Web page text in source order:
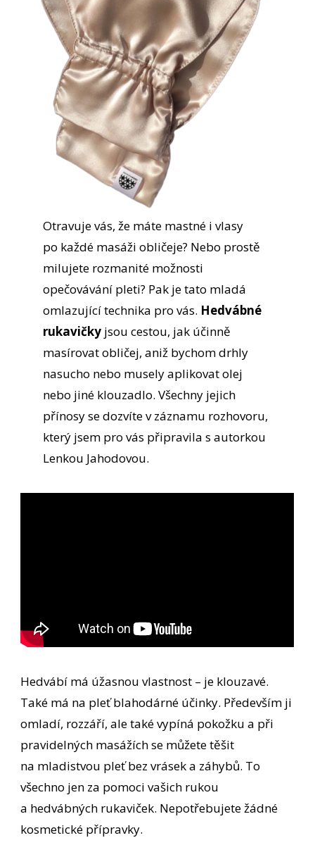
Otravuje vás, že máte mastné i vlasy
po každé masáži obličeje? Nebo prostě
milujete rozmanité možnosti
opečovávání pleti? Pak je tato mladá
omlazující technika pro vás. Hedvábné
rukavičkyjsou cestou, jak účinně
masírovat obličej, aniž bychom drhly
nasucho nebo musely aplikovat olej
nebo jiné klouzadlo. Všechny jejich
přínosy se dozvíte v záznamu rozhovoru,
který jsem pro vás připravila s autorkou
Lenkou Jahodovou.
Hedvábí má úžasnou vlastnost – je klouzavé.
Také má na pleť blahodárné účinky. Především ji
omladí, rozzáří, ale také vypíná pokožku a při
pravidelných masážích se můžete těšit
na mladistvou pleť bez vrásek a záhybů. To
všechno jen za pomoci vašich rukou
a hedvábných rukaviček. Nepotřebujete žádné
kosmetické přípravky.